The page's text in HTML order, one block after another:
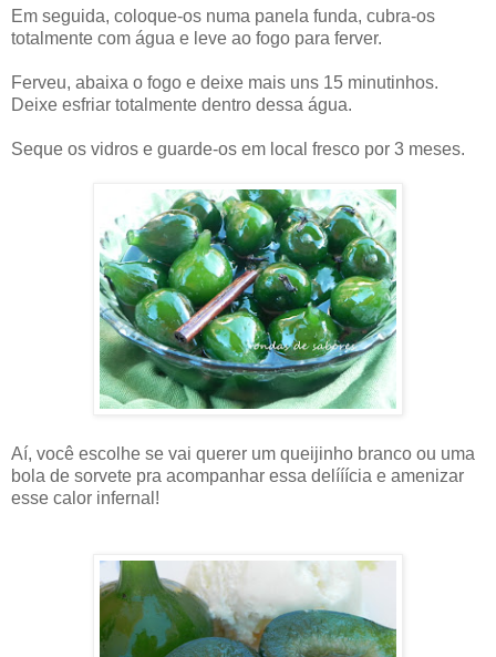
Em seguida, coloque-os numa panela funda, cubra-os
totalmente com água e leve ao fogo para ferver.
Ferveu, abaixa o fogo e deixe mais uns 15 minutinhos.
Deixe esfriar totalmente dentro dessa água.
Seque os vidros e guarde-os em local fresco por 3 meses.
Aí, você escolhe se vai querer um queijinho branco ou uma
bola de sorvete pra acompanhar essa delííícia e amenizar
esse calor infernal!